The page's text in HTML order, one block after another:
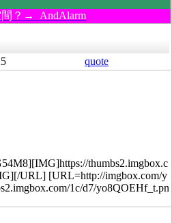
間？→ AndAlarm
quote
thumbs2.imgbox.c
URL] [URL=http://imgbox.com/y
1c/d7/yo8QOEHf_t.pn